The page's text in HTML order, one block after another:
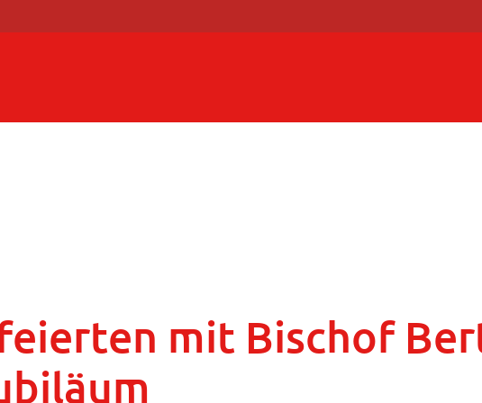
mit Bischof